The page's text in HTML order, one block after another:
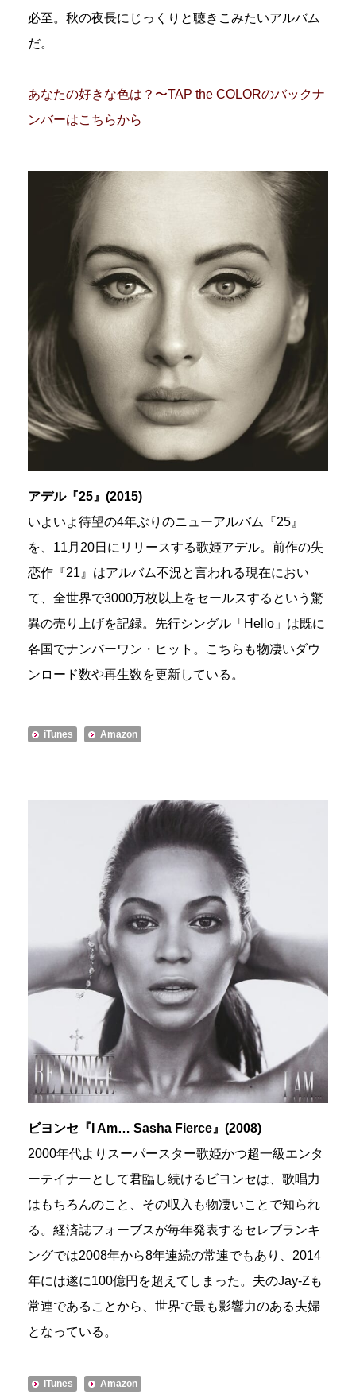
必至。秋の夜長にじっくりと聴きこみたいアルバム
だ。
あなたの好きな色は？〜TAP the COLORのバックナ
ンバーはこちらから
アデル『25』(2015)
いよいよ待望の4年ぶりのニューアルバム『25』
を、11月20日にリリースする歌姫アデル。前作の失
恋作『21』はアルバム不況と言われる現在におい
て、全世界で3000万枚以上をセールスするという驚
異の売り上げを記録。先行シングル「Hello」は既に
各国でナンバーワン・ヒット。こちらも物凄いダウ
ンロード数や再生数を更新している。
iTunes Amazon
ビヨンセ『I Am… Sasha Fierce』(2008)
2000年代よりスーパースター歌姫かつ超一級エンタ
ーテイナーとして君臨し続けるビヨンセは、歌唱力
はもちろんのこと、その収入も物凄いことで知られ
る。経済誌フォーブスが毎年発表するセレブランキ
ングでは2008年から8年連続の常連でもあり、2014
年には遂に100億円を超えてしまった。夫のJay-Zも
常連であることから、世界で最も影響力のある夫婦
となっている。
iTunes Amazon